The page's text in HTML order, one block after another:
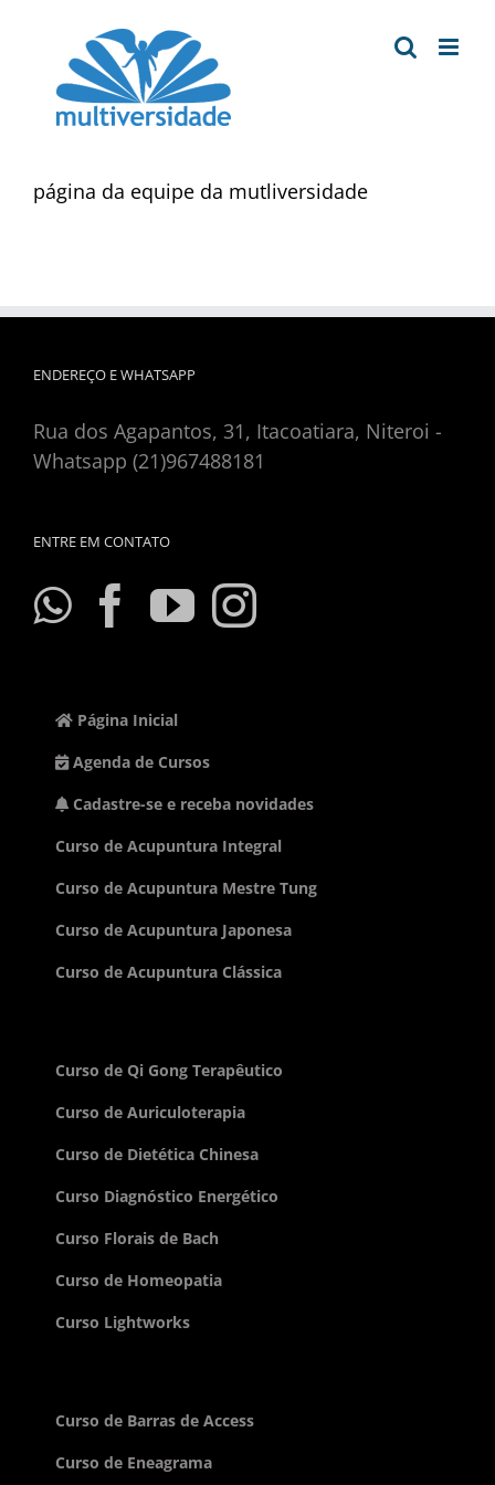
conteúdo
página da equipe da mutliversidade
ENDEREÇO E WHATSAPP
Rua dos Agapantos, 31, Itacoatiara, Niteroi -
Whatsapp (21)967488181
ENTRE EM CONTATO
Página Inicial
Agenda de Cursos
Cadastre-se e receba novidades
Curso de Acupuntura Integral
Curso de Acupuntura Mestre Tung
Curso de Acupuntura Japonesa
Curso de Acupuntura Clássica
Curso de Qi Gong Terapêutico
Curso de Auriculoterapia
Curso de Dietética Chinesa
Curso Diagnóstico Energético
Curso Florais de Bach
Curso de Homeopatia
Curso Lightworks
Curso de Barras de Access
Curso de Eneagrama